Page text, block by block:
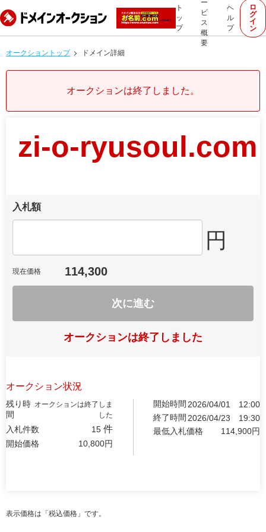
ト
ッ
プ
ー
ビ
ス
概
要
ヘ
ル
プ
ロ
グ
イ
ン
オークショントップ ドメイン詳細
オークションは終了しました。
zi-o-ryusoul.com
入札額
円
現在価格 114,300
次に進む
オークションは終了しました
オークション状況
残り時
間
オークションは終了しま
した
入札件数 15 件
開始価格 10,800円
開始時間 2026/04/01
12:00
終了時間 2026/04/23
19:30
最低入札価格
114,900円
表示価格は「税込価格」です。